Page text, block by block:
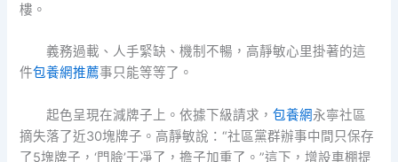
樓。
義務過載、人手緊缺、機制不暢，高靜敏心里掛著的這
件包養網推薦事只能等等了。
起色呈現在減牌子上。依據下級請求， 包養網永寧社區
摘失落了近30塊牌子。高靜敏說：“社區黨群辦事中間只保存
了5塊牌子，‘門臉’干凈了，擔子加重了。”這下，增設車棚提